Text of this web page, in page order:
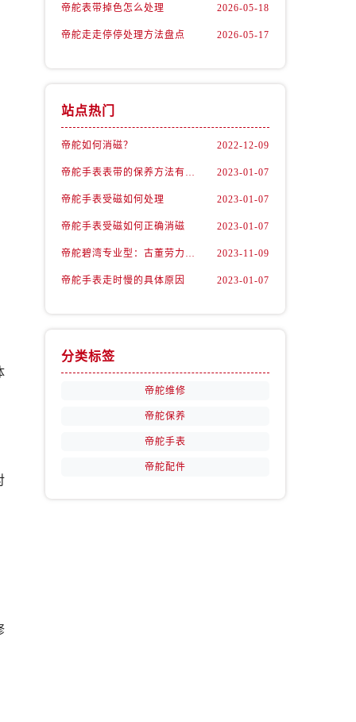
帝舵表带掉色怎么处理 2026-05-18
帝舵走走停停处理方法盘点 2026-05-17
站点热门
帝舵如何消磁？ 2022-12-09
帝舵手表表带的保养方法有哪些？ 2023-01-07
帝舵手表受磁如何处理 2023-01-07
帝舵手表受磁如何正确消磁 2023-01-07
帝舵碧湾专业型：古董劳力士的“转世重生” 2023-11-09
帝舵手表走时慢的具体原因 2023-01-07
分类标签
帝舵维修
帝舵保养
帝舵手表
帝舵配件